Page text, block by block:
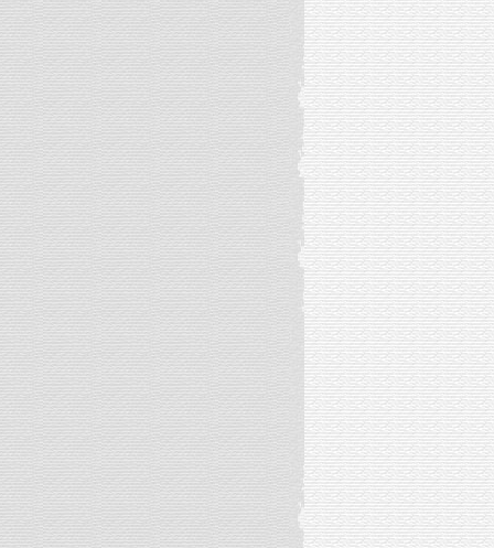
都一日游(2018.10)
菜花地的玩耍(2017.4)
月西湖游玩(2017.3)
秋(2016.12)
的ABC之路(2016.8)
见-她的ABC之路下(2016.8)
见-她的ABC之路上(2016.8)
见-我的孩子们(2016.8)
见-ABC徒步之二(2016.8)
见-ABC徒步之一(2016.8)
见-安静博卡拉(2016.8)
见-加德满都晃荡(2016.8)